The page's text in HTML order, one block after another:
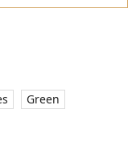
Green